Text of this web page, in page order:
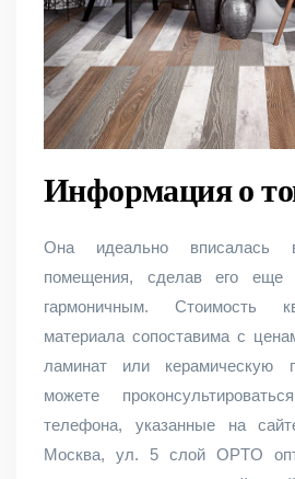
Информация о
Она идеально вписалась
помещения, сделав его
гармоничным. Стоимость
материала сопоставима с
ламинат или керамическую
можете
телефона, указанные на
Москва, ул. 5 слой OPTO